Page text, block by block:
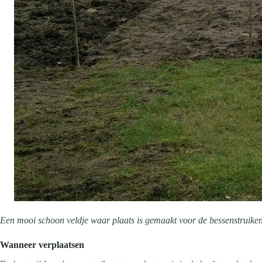
Een mooi schoon veldje waar plaats is gemaakt voor de
Wanneer verplaatsen